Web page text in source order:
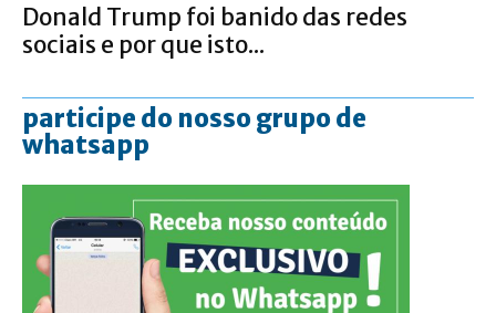
Donald Trump foi banido das redes
sociais e por que isto...
participe do nosso grupo de
whatsapp